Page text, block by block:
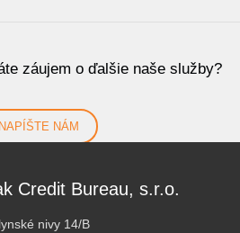
záujem o ďalšie naše služby?
NAPÍŠTE NÁM
Credit Bureau, s.r.o.
nivy 14/B